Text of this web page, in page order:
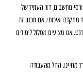
מחשבים, דור העתיד של
ואיכותי. אם תכנון זה
אנו מציעים מסלול לימודים
מחיינו. החל מהעבודה